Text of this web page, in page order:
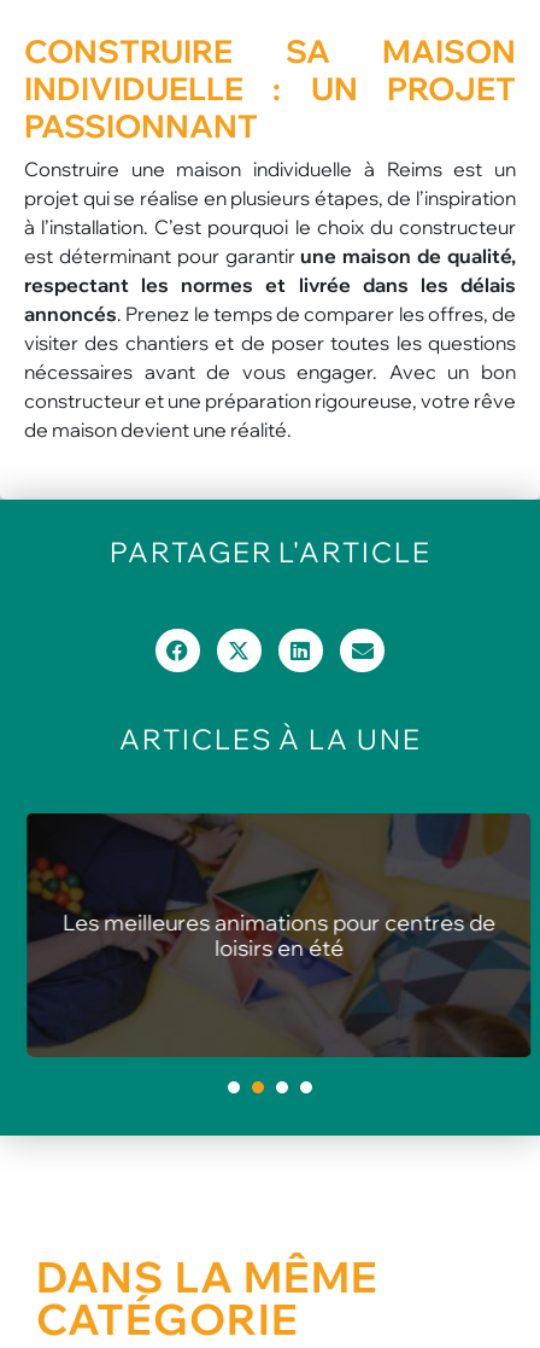
CONSTRUIRE SA MAISON
INDIVIDUELLE : UN PROJET
PASSIONNANT
Construire une maison individuelle à Reims est un
projet qui se réalise en plusieurs étapes, de l’inspiration
à l’installation. C’est pourquoi le choix du constructeur
est déterminant pour garantirune maison de qualité,
respectant les normes et livrée dans les délais
annoncés. Prenez le temps de comparer les offres, de
visiter des chantiers et de poser toutes les questions
nécessaires avant de vous engager. Avec un bon
constructeur et une préparation rigoureuse, votre rêve
de maison devient une réalité.
PARTAGER L'ARTICLE
ARTICLES À LA UNE
Les meilleures animations pour centres de
loisirs en été
DANS LA MÊME
CATÉGORIE